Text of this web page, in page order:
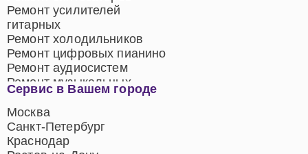
Сервис в Вашем городе
Москва
Санкт-Петербург
Краснодар
Ремонт усилителей
гитарных
Ремонт холодильников
Ремонт цифровых пианино
Ремонт аудиосистем
Ремонт музыкальных
центров
Ремонт домашних
кинотеатров
Ремонт микрофонов